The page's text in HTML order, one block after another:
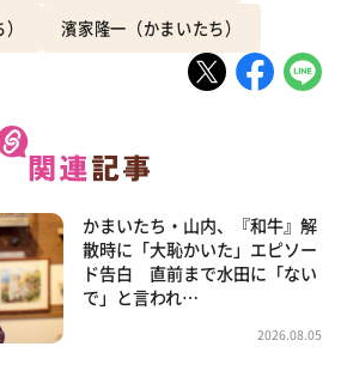
濱家隆一（かまいたち）
かまいたち・山内、『和牛』解
散時に「大恥かいた」エピソー
ド告白 直前まで水田に「ない
で」と言われ…
2026.08.05